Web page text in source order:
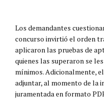
Los demandantes
concurso invirtió el orden
aplicaron las pruebas de
quienes las superaron se
mínimos. Adicionalmente,
adjuntar, al momento de la
juramentada en formato